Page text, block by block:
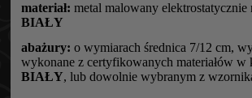
materiał: metal malowany elektrostatycznie
BIAŁY
abażury: o wymiarach średnica 7/12 cm,
wykonane z certyfikowanych materiałów w
BIAŁY, lub dowolnie wybranym z